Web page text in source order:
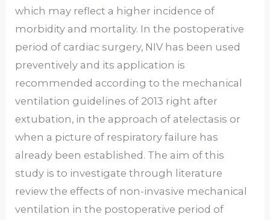
which may reflect a higher incidence of
morbidity and mortality. In the postoperative
period of cardiac surgery, NIV has been used
preventively and its application is
recommended according to the mechanical
ventilation guidelines of 2013 right after
extubation, in the approach of atelectasis or
when a picture of respiratory failure has
already been established. The aim of this
study is to investigate through literature
review the effects of non-invasive mechanical
ventilation in the postoperative period of